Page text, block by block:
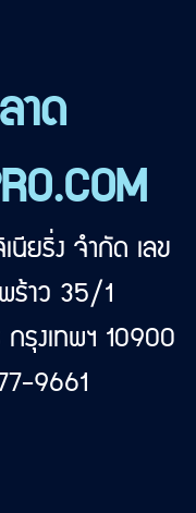
าด
ยริ่ง จำกัด เลข
าว 35/1
รุงเทพฯ 10900
9661